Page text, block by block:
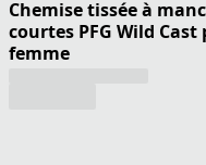
Chemise tissée à
courtes PFG Wild Cast
femme